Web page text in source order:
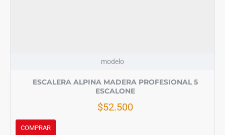
modelo
ESCALERA ALPINA MADERA PROFESIONAL 5
ESCALONE
$52.500
COMPRAR